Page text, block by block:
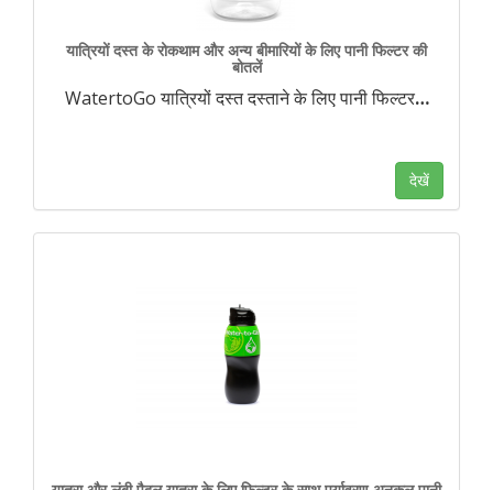
यात्रियों दस्त के रोकथाम और अन्य बीमारियों के लिए पानी फिल्टर की
बोतलें
WatertoGo यात्रियों दस्त दस्ताने के लिए पानी फिल्टर…
देखें